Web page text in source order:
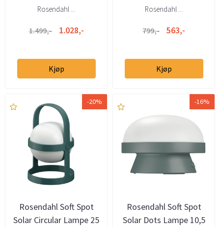
Rosendahl ...
1.499,- 1.028,-
Kjøp
Rosendahl ...
799,- 563,-
Kjøp
-20%
Rosendahl Soft Spot
Solar Circular Lampe 25
-16%
Rosendahl Soft Spot
Solar Dots Lampe 10,5